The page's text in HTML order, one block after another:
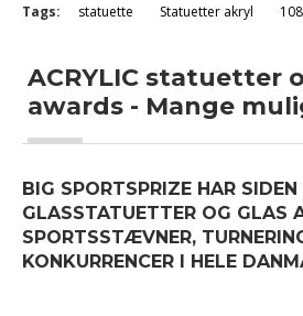
Tags: statuette Statuetter akryl
ACRYLIC statuetter
awards - Mange
BIG SPORTSPRIZE HAR
GLASSTATUETTER OG GLAS
SPORTSSTÆVNER,
KONKURRENCER I HELE